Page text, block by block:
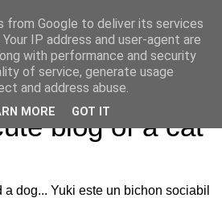
caini si pisici
blog of a cat
dog... Yuki este un bichon sociabil
from Google to deliver its services
IP address and user-agent are
with performance and security
of service, generate usage
and address abuse.
MORE GOT IT